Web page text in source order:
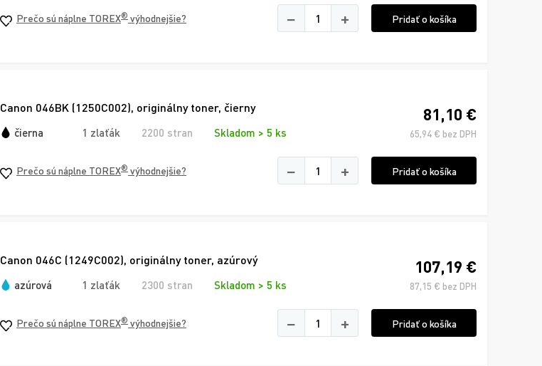
Prečo sú náplne TOREX® výhodnejšie? − + Pridať o košíka
Canon 046BK (1250C002), originálny toner, čierny
čierna 1 zlaťák 2200 stran Skladom > 5 ks
81,10 €
65,94 € bez DPH
Prečo sú náplne TOREX® výhodnejšie? − + Pridať o košíka
Canon 046C (1249C002), originálny toner, azúrový
azúrová 1 zlaťák 2300 stran Skladom > 5 ks
107,19 €
87,15 € bez DPH
Prečo sú náplne TOREX® výhodnejšie? − + Pridať o košíka